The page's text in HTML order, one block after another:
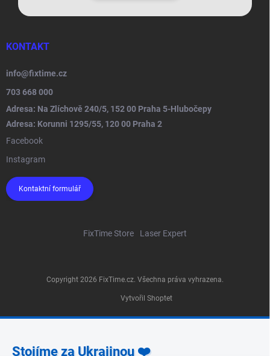
KONTAKT
info@fixtime.cz
703 668 000
Adresa: Na Zlíchově 240/5, 152 00 Praha 5-Hlubočepy
Adresa: Korunni 1295/55, 120 00 Praha 2
Facebook
Instagram
Kontaktní formulář
FixTime Store Laser Expert
Vytvořil Shoptet
Copyright 2026 FixTime.cz . Všechna práva vyhrazena.
Stojíme za Ukrajinou ❤️